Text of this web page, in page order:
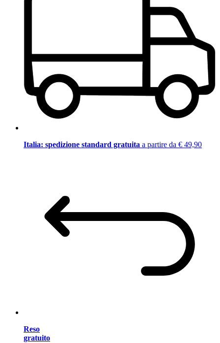
Italia: spedizione standard gratuita a partire da € 49,90
Reso
gratuito